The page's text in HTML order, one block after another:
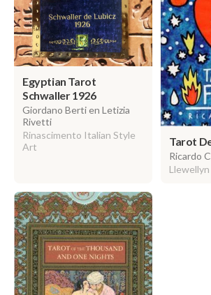
Egyptian Tarot
Schwaller 1926
Giordano Berti en Letizia
Rivetti
Rinascimento Italian Style
Art
Tarot
Ricardo